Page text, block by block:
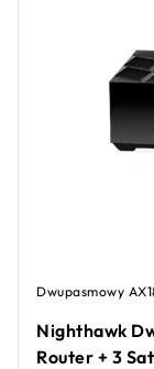
Dwupasmowy
Nighthawk
Router + 3